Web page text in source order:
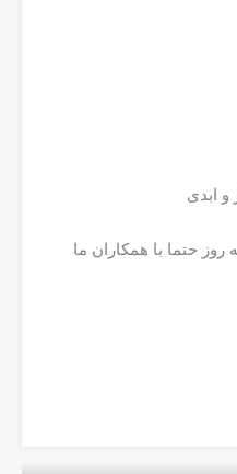
و ابدی
حتما با همکاران ما